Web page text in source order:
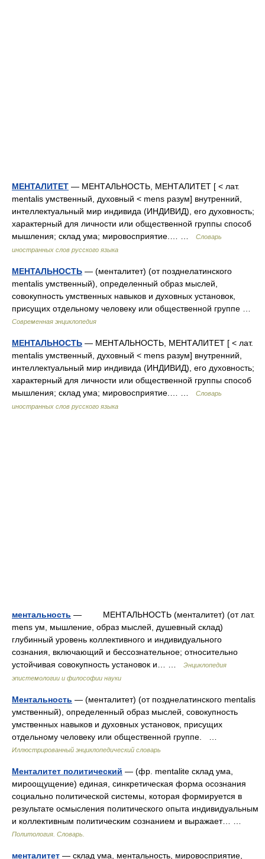
МЕНТАЛИТЕТ — МЕНТАЛЬНОСТЬ, МЕНТАЛИТЕТ [ < лат.
mentalis умственный, духовный < mens разум] внутренний,
интеллектуальный мир индивида (ИНДИВИД), его духовность;
характерный для личности или общественной группы способ
мышления; склад ума; мировосприятие.… …
Словарь
иностранных слов русского языка
МЕНТАЛЬНОСТЬ — (менталитет) (от позднелатинского
mentalis умственный), определенный образ мыслей,
совокупность умственных навыков и духовных установок,
присущих отдельному человеку или общественной группе …
Современная энциклопедия
МЕНТАЛЬНОСТЬ — МЕНТАЛЬНОСТЬ, МЕНТАЛИТЕТ [ < лат.
mentalis умственный, духовный < mens разум] внутренний,
интеллектуальный мир индивида (ИНДИВИД), его духовность;
характерный для личности или общественной группы способ
мышления; склад ума; мировосприятие.… …
Словарь
иностранных слов русского языка
ментальность — МЕНТАЛЬНОСТЬ (менталитет) (от лат.
mens ум, мышление, образ мыслей, душевный склад)
глубинный уровень коллективного и индивидуального
сознания, включающий и бессознательное; относительно
устойчивая совокупность установок и… …
Энциклопедия
эпистемологии и философии науки
Ментальность — (менталитет) (от позднелатинского mentalis
умственный), определенный образ мыслей, совокупность
умственных навыков и духовных установок, присущих
отдельному человеку или общественной группе. …
Иллюстрированный энциклопедический словарь
Менталитет политический — (фр. mentalite склад ума,
мироощущение) единая, синкретическая форма осознания
социально политической системы, которая формируется в
результате осмысления политического опыта инди­видуальным
и коллективным политическим сознанием и выражает… …
Политология. Словарь.
менталитет — склад ума, ментальность, мировосприятие,